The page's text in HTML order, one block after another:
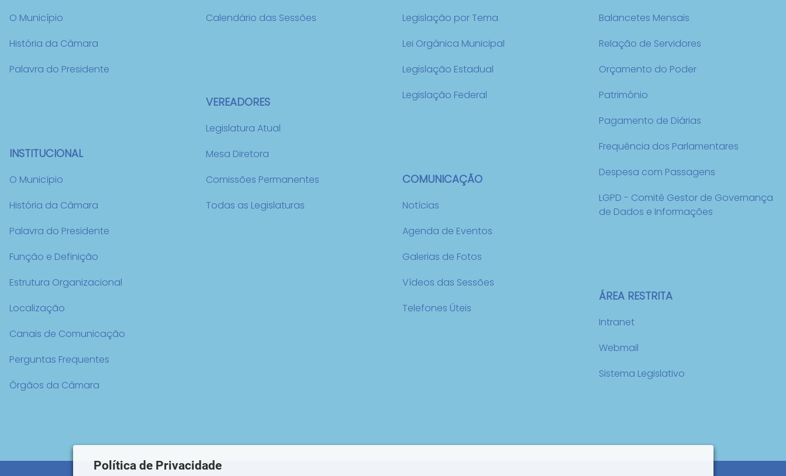
O Município
História da Câmara
Palavra do Presidente
INSTITUCIONAL
O Município
História da Câmara
Palavra do Presidente
Função e Definição
Estrutura Organizacional
Localização
Canais de Comunicação
Perguntas Frequentes
Órgãos da Câmara
Calendário das Sessões
VEREADORES
Legislatura Atual
Mesa Diretora
Comissões Permanentes
Todas as Legislaturas
Legislação por Tema
Lei Orgânica Municipal
Legislação Estadual
Legislação Federal
COMUNICAÇÃO
Notícias
Agenda de Eventos
Galerias de Fotos
Vídeos das Sessões
Telefones Úteis
Balancetes Mensais
Relação de Servidores
Orçamento do Poder
Patrimônio
Pagamento de Diárias
Frequência dos Parlamentares
Despesa com Passagens
LGPD - Comitê Gestor de Governança
de Dados e Informações
ÁREA RESTRITA
Intranet
Webmail
Sistema Legislativo
Política de Privacidade